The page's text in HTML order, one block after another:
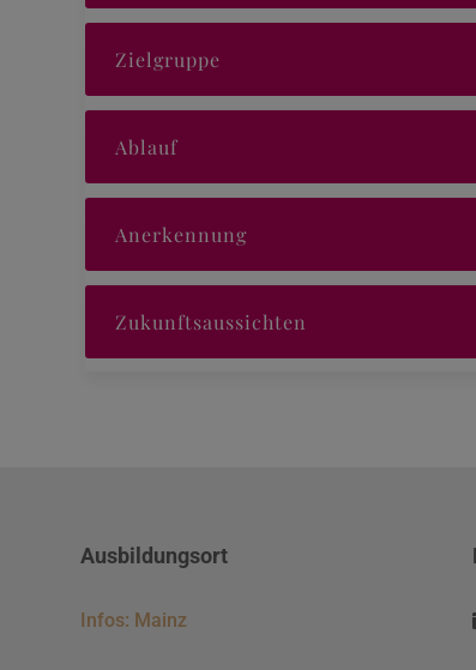
Zielgruppe
Ablauf
Anerkennung
Zukunftsaussichten
Ausbildungsort
Infos: Mainz